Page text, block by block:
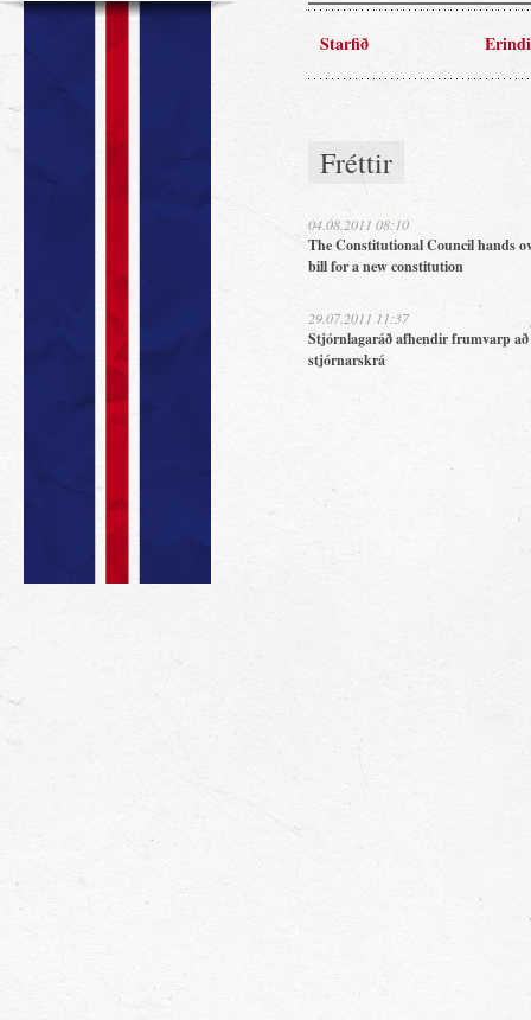
Starfið Erindi
Fréttir
04.08.2011 08:10
The Constitutional Council hands
bill for a new constitution
29.07.2011 11:37
Stjórnlagaráð afhendir frumvarp
stjórnarskrá